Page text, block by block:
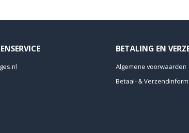
BETALING EN
Algemene voorwaarden
Betaal- &